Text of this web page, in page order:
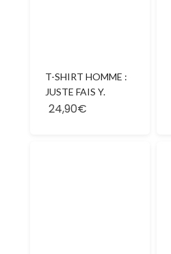
T-SHIRT HOMME :
JUSTE FAIS Y.
24,90€